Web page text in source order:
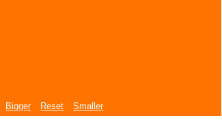
Bigger Reset
Smaller